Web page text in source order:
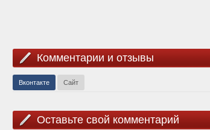
Комментарии и отзывы
Вконтакте Сайт
Оставьте свой комментарий